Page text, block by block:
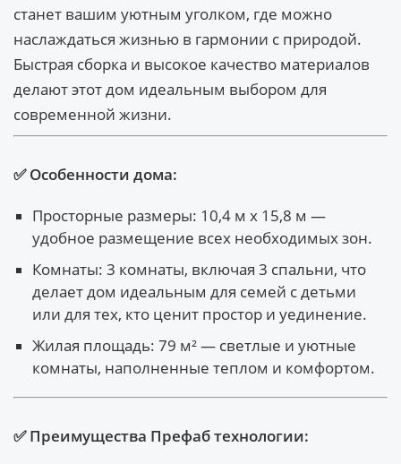
станет вашим уютным уголком, где можно
наслаждаться жизнью в гармонии с природой.
Быстрая сборка и высокое качество материалов
делают этот дом идеальным выбором для
современной жизни.
✅ Особенности дома:
Просторные размеры: 10,4 м х 15,8 м —
удобное размещение всех необходимых зон.
Комнаты: 3 комнаты, включая 3 спальни, что
делает дом идеальным для семей с детьми
или для тех, кто ценит простор и уединение.
Жилая площадь: 79 м² — светлые и уютные
комнаты, наполненные теплом и комфортом.
✅ Преимущества Префаб технологии: